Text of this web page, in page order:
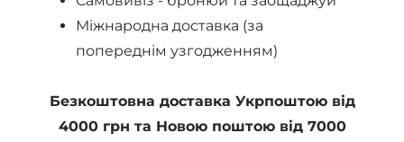
Міжнародна доставка (за
попереднім узгодженням)
Безкоштовна доставка Укрпоштою від
4000 грн та Новою поштою від 7000